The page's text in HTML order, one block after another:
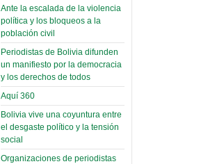
Domingo, 12 Mayo 2019
Read more...
Ante la escalada de la violencia
política y los bloqueos a la
población civil
Periodistas de Bolivia difunden
un manifiesto por la democracia
y los derechos de todos
Aquí 360
Bolivia vive una coyuntura entre
el desgaste político y la tensión
social
Organizaciones de periodistas